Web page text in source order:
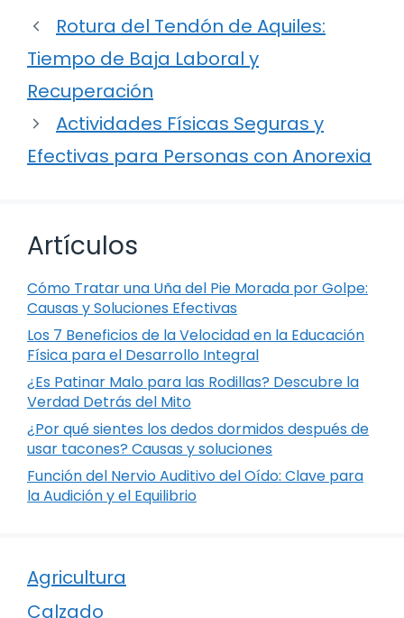
Rotura del Tendón de Aquiles:
Tiempo de Baja Laboral y
Recuperación
Actividades Físicas Seguras y
Efectivas para Personas con Anorexia
Artículos
Cómo Tratar una Uña del Pie Morada por Golpe:
Causas y Soluciones Efectivas
Los 7 Beneficios de la Velocidad en la Educación
Física para el Desarrollo Integral
¿Es Patinar Malo para las Rodillas? Descubre la
Verdad Detrás del Mito
¿Por qué sientes los dedos dormidos después de
usar tacones? Causas y soluciones
Función del Nervio Auditivo del Oído: Clave para
la Audición y el Equilibrio
Agricultura
Calzado